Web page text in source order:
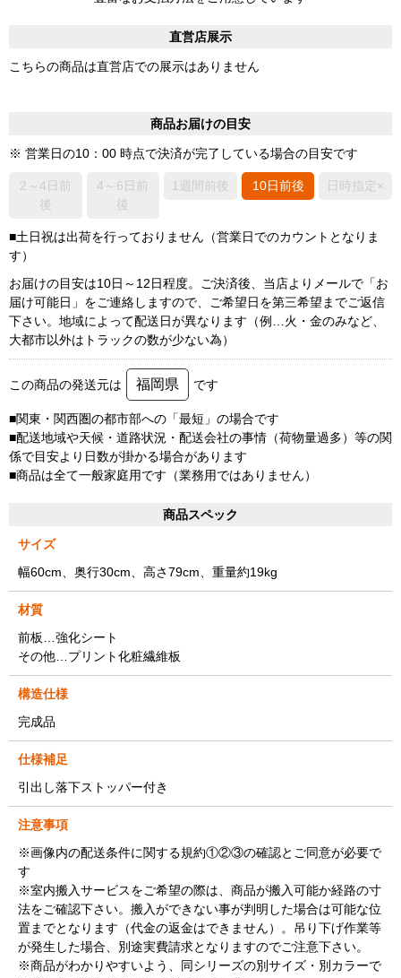
直営店展示
こちらの商品は直営店での展示はありません
商品お届けの目安
※ 営業日の10：00 時点で決済が完了している場合の目安です
2～4日前
後
4～6日前
後
1週間前後 10日前後 日時指定×
■土日祝は出荷を行っておりません（営業日でのカウントとなりま
す）
お届けの目安は10日～12日程度。ご決済後、当店よりメールで「お
届け可能日」をご連絡しますので、ご希望日を第三希望までご返信
下さい。地域によって配送日が異なります（例…火・金のみなど、
大都市以外はトラックの数が少ない為）
この商品の発送元は 福岡県 です
■関東・関西圏の都市部への「最短」の場合です
■配送地域や天候・道路状況・配送会社の事情（荷物量過多）等の関
係で目安より日数が掛かる場合があります
■商品は全て一般家庭用です（業務用ではありません）
商品スペック
サイズ
幅60cm、奥行30cm、高さ79cm、重量約19kg
材質
前板…強化シート
その他…プリント化粧繊維板
構造仕様
完成品
仕様補足
引出し落下ストッパー付き
注意事項
※画像内の配送条件に関する規約①②③の確認とご同意が必要で
す
※室内搬入サービスをご希望の際は、商品が搬入可能か経路の寸
法をご確認下さい。搬入ができない事が判明した場合は可能な位
置までとなります（代金の返金はできません）。吊り下げ作業等
が発生した場合、別途実費請求となりますのでご注意下さい。
※商品がわかりやすいよう、同シリーズの別サイズ・別カラーで